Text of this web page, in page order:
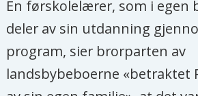
En førskolelærer, som i egen
deler av sin utdanning
program, sier brorparten av
landsbybeboerne «betraktet